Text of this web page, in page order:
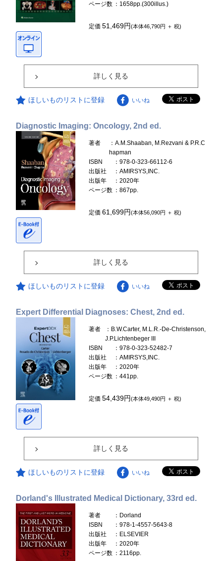
ページ数 ：1658pp.(300illus.)
定価51,469円(本体46,790円 ＋ 税)
詳しく見る
ほしいものリストに登録 いいね
Diagnostic Imaging: Oncology, 2nd ed.
著者
：A.M.Shaaban, M.Rezvani & P.R.C
hapman
ISBN
：978-0-323-66112-6
出版社
：AMIRSYS,INC.
出版年
：2020年
ページ数 ：867pp.
定価61,699円(本体56,090円 ＋ 税)
詳しく見る
ほしいものリストに登録 いいね
Expert Differential Diagnoses: Chest, 2nd ed.
著者
：B.W.Carter, M.L.R.-De-Christenson,
J.P.Lichtenbeger III
ISBN
：978-0-323-52482-7
出版社
：AMIRSYS,INC.
出版年
：2020年
ページ数 ：441pp.
定価54,439円(本体49,490円 ＋ 税)
詳しく見る
ほしいものリストに登録 いいね
Dorland's Illustrated Medical Dictionary, 33rd ed.
著者
：Dorland
ISBN
：978-1-4557-5643-8
出版社
：ELSEVIER
出版年
：2020年
ページ数 ：2116pp.